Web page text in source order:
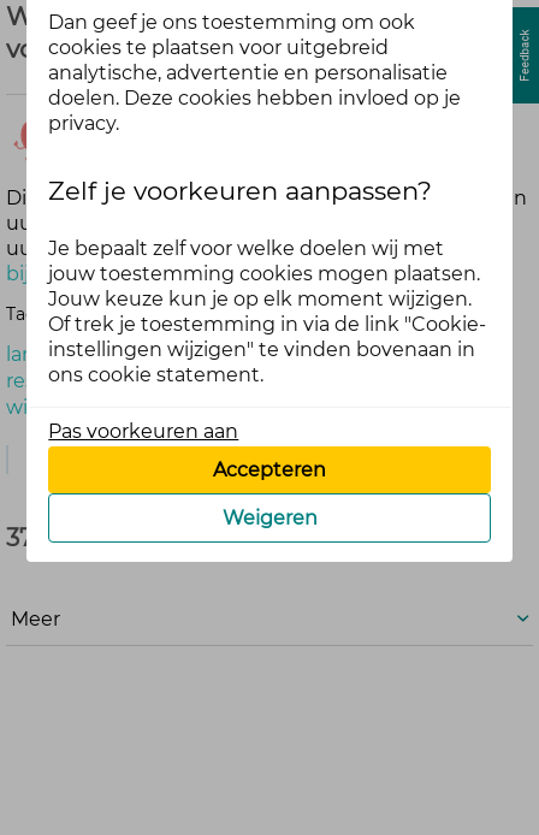
Wintertijd of zomertijd wat heeft jouw
voorkeur?
meer dan
geleden
Dit weekend is het weer zover. De klokwijzer mag een
uurtje achtruit uitgezet worden en we mogen een
uurtje langer slapen. Lees ook het blogOeps het is
bijna weer reset timeen geef hier je mening.
Tags:
langer slapen
reset
wintertijd
37 reacties
Meer
Dan geef je ons toestemming om ook
cookies te plaatsen voor uitgebreid
analytische, advertentie en personalisatie
doelen. Deze cookies hebben invloed op je
privacy.
Zelf je voorkeuren aanpassen?
Je bepaalt zelf voor welke doelen wij met
jouw toestemming cookies mogen plaatsen.
Jouw keuze kun je op elk moment wijzigen.
Of trek je toestemming in via de link "Cookie-
instellingen wijzigen" te vinden bovenaan in
ons cookie statement.
Pas voorkeuren aan
Accepteren
Weigeren